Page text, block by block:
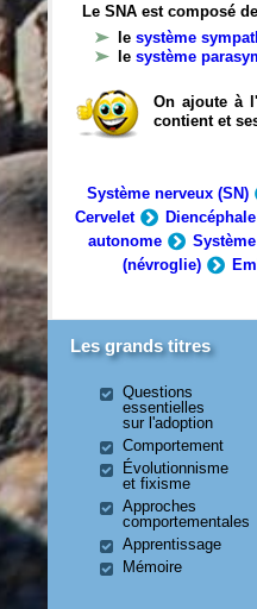
Le SNA est composé
lesystème
lesystème
On ajoute à
contient et
Système nerveux (SN)
Cervelet
Diencéphale
autonome
(névroglie)
Les grands titres
Questions
essentielles
sur l'adoption
Comportement
Évolutionnisme
et fixisme
Approches
comportementales
Apprentissage
Mémoire